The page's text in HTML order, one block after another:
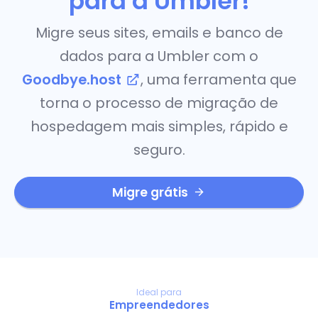
Migre seus sites, emails e banco de
dados para a Umbler com o
Goodbye.host
, uma ferramenta que
torna o processo de migração de
hospedagem mais simples, rápido e
seguro.
Migre grátis
Ideal para
Empreendedores